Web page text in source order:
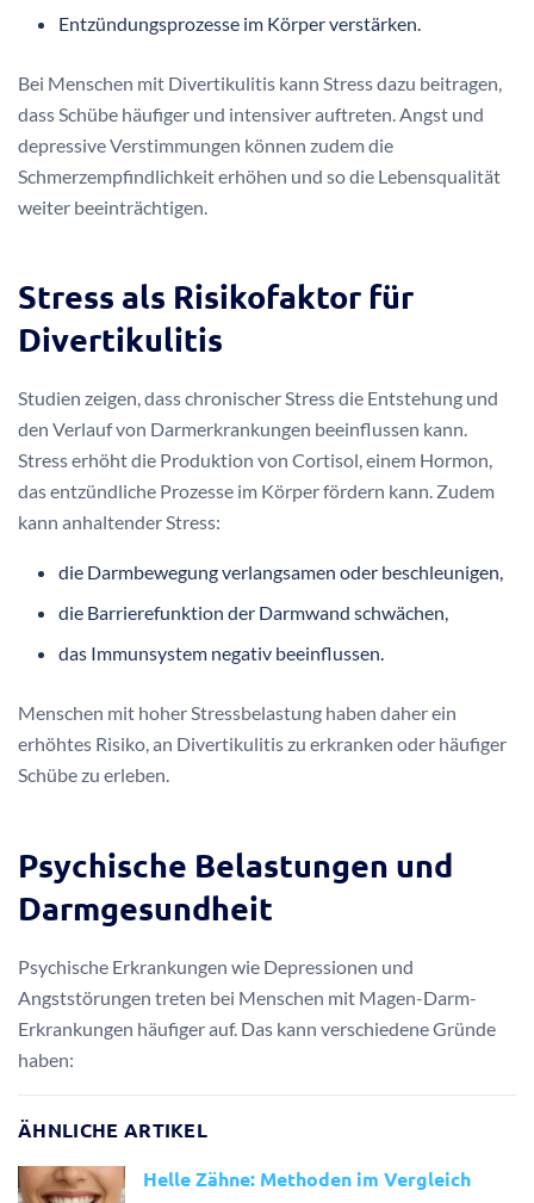
Entzündungsprozesse im Körper verstärken.
Bei Menschen mit Divertikulitis kann Stress dazu beitragen,
dass Schübe häufiger und intensiver auftreten. Angst und
depressive Verstimmungen können zudem die
Schmerzempfindlichkeit erhöhen und so die Lebensqualität
weiter beeinträchtigen.
Stress als Risikofaktor für
Divertikulitis
Studien zeigen, dass chronischer Stress die Entstehung und
den Verlauf von Darmerkrankungen beeinflussen kann.
Stress erhöht die Produktion von Cortisol, einem Hormon,
das entzündliche Prozesse im Körper fördern kann. Zudem
kann anhaltender Stress:
die Darmbewegung verlangsamen oder beschleunigen,
die Barrierefunktion der Darmwand schwächen,
das Immunsystem negativ beeinflussen.
Menschen mit hoher Stressbelastung haben daher ein
erhöhtes Risiko, an Divertikulitis zu erkranken oder häufiger
Schübe zu erleben.
Psychische Belastungen und
Darmgesundheit
Psychische Erkrankungen wie Depressionen und
Angststörungen treten bei Menschen mit Magen-Darm-
Erkrankungen häufiger auf. Das kann verschiedene Gründe
haben:
ÄHNLICHE ARTIKEL
Helle Zähne: Methoden im Vergleich